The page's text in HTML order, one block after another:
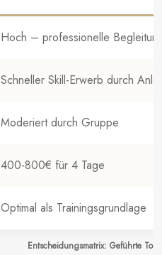
Entscheidungsmatrix: Geführte
Hoch – professionelle
Schneller Skill-Erwerb durch
Moderiert durch Gruppe
400-800€ für 4 Tage
Optimal als Trainingsgrundlage